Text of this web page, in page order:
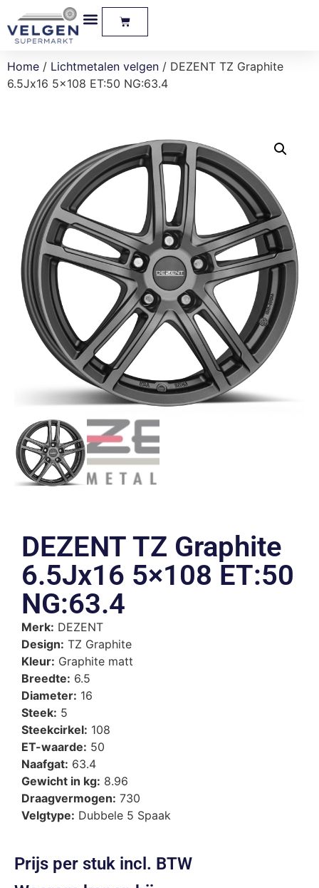
Home / Lichtmetalen velgen / DEZENT TZ Graphite
6.5Jx16 5×108 ET:50 NG:63.4
DEZENT TZ Graphite
6.5Jx16 5×108 ET:50
NG:63.4
Merk: DEZENT
Design: TZ Graphite
Kleur: Graphite matt
Breedte: 6.5
Diameter: 16
Steek: 5
Steekcirkel: 108
ET-waarde: 50
Naafgat: 63.4
Gewicht in kg: 8.96
Draagvermogen: 730
Velgtype: Dubbele 5 Spaak
Prijs per stuk incl. BTW